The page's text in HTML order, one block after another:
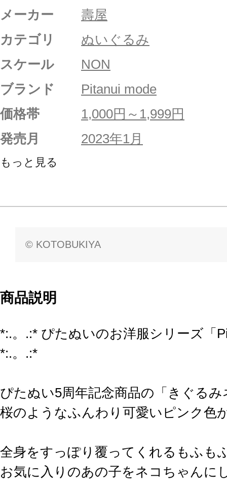
メーカー
壽屋
カテゴリ
ぬいぐるみ
スケール
NON
ブランド
Pitanui mode
価格帯
1,000円～1,999円
発売月
2023年1月
もっと見る
© KOTOBUKIYA
商品説明
*:.。.:* ぴたぬいのお洋服シリーズ「
*:.。.:*
ぴたぬい5周年記念商品の「きぐる
桜のようなふんわり可愛いピンク色
全身をすっぽり覆ってくれるもふも
お気に入りのあの子をネコちゃんに